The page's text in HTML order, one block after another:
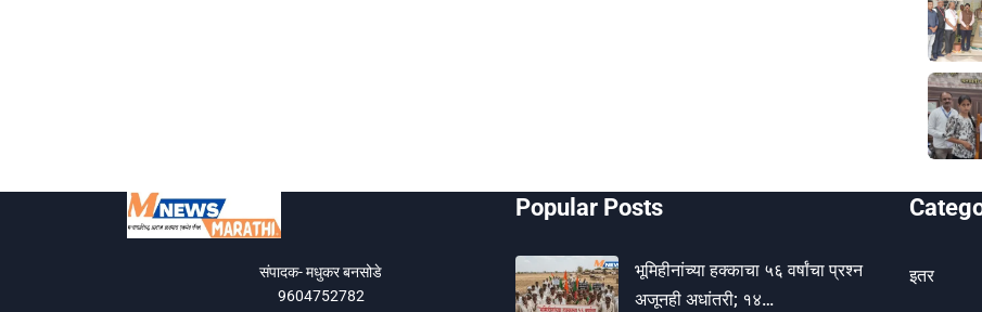
संपादक- मधुकर बनसोडे
9604752782
Popular Posts
भूमिहीनांच्या हक्काचा ५६ वर्षांचा प्रश्न
अजूनही अधांतरी; १४…
इतर